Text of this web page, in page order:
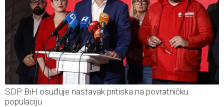
SDP BiH osuđuje nastavak pritiska na povratničku
populaciju